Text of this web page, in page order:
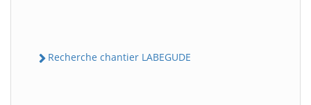
Recherche chantier LABEGUDE